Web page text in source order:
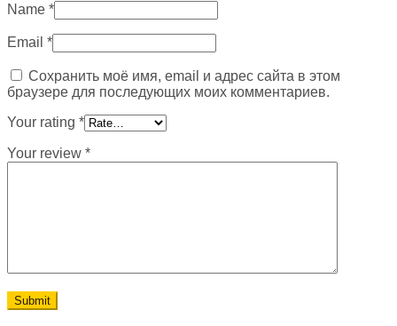
Name *
Email *
Сохранить моё имя, email и адрес сайта в этом
браузере для последующих моих комментариев.
Your rating *
Your review *